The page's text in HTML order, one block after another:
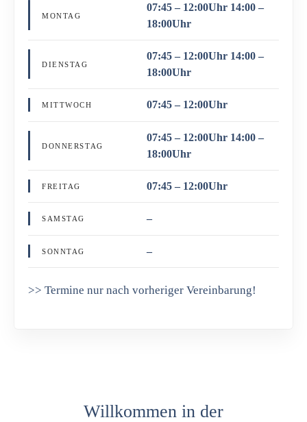
MONTAG
07:45 – 12:00Uhr 14:00 –
18:00Uhr
DIENSTAG
07:45 – 12:00Uhr 14:00 –
18:00Uhr
MITTWOCH 07:45 – 12:00Uhr
DONNERSTAG
07:45 – 12:00Uhr 14:00 –
18:00Uhr
FREITAG 07:45 – 12:00Uhr
SAMSTAG –
SONNTAG –
>> Termine nur nach vorheriger Vereinbarung!
Willkommen in der